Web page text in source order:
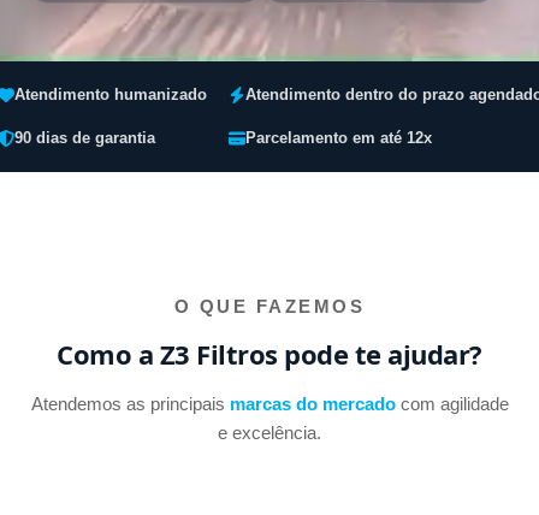
Atendimento humanizado Atendimento dentro do prazo
90 dias de garantia Parcelamento em até 12x
O QUE FAZEMOS
Como a Z3 Filtros pode te ajudar?
Atendemos as principais marcas do mercadocom agilidade
e excelência.